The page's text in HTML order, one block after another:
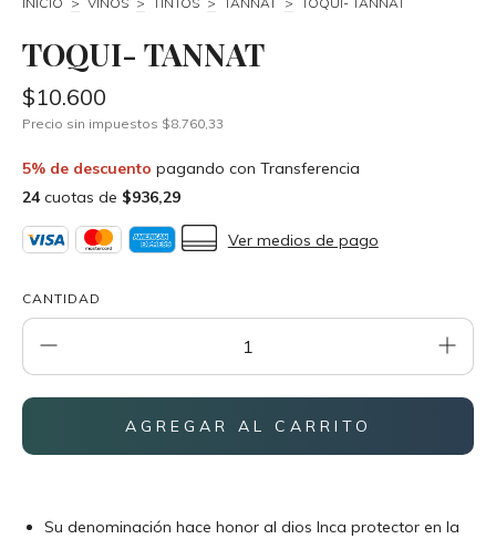
TOQUI- TANNAT
$10.600
Precio sin impuestos $8.760,33
5% de descuento pagando con Transferencia
24cuotas de $936,29
Ver medios de pago
CANTIDAD
Su denominación hace honor al dios Inca protector en la